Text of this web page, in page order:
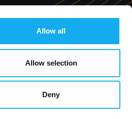
Allow all
Allow selection
Deny